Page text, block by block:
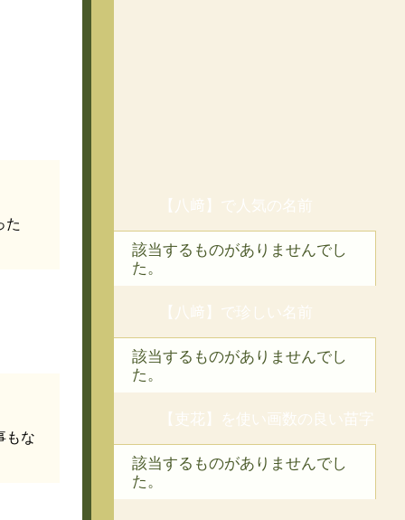
た
もな
【八﨑】で人気の名前
該当するものがありませんでし
た。
【八﨑】で珍しい名前
該当するものがありませんでし
た。
【吏花】を使い画数の良い苗字
該当するものがありませんでし
た。